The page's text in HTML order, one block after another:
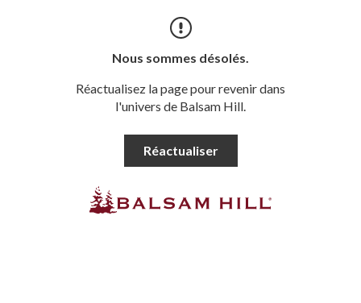
Nous sommes désolés.
Réactualisez la page pour revenir dans
l'univers de Balsam Hill.
Réactualiser